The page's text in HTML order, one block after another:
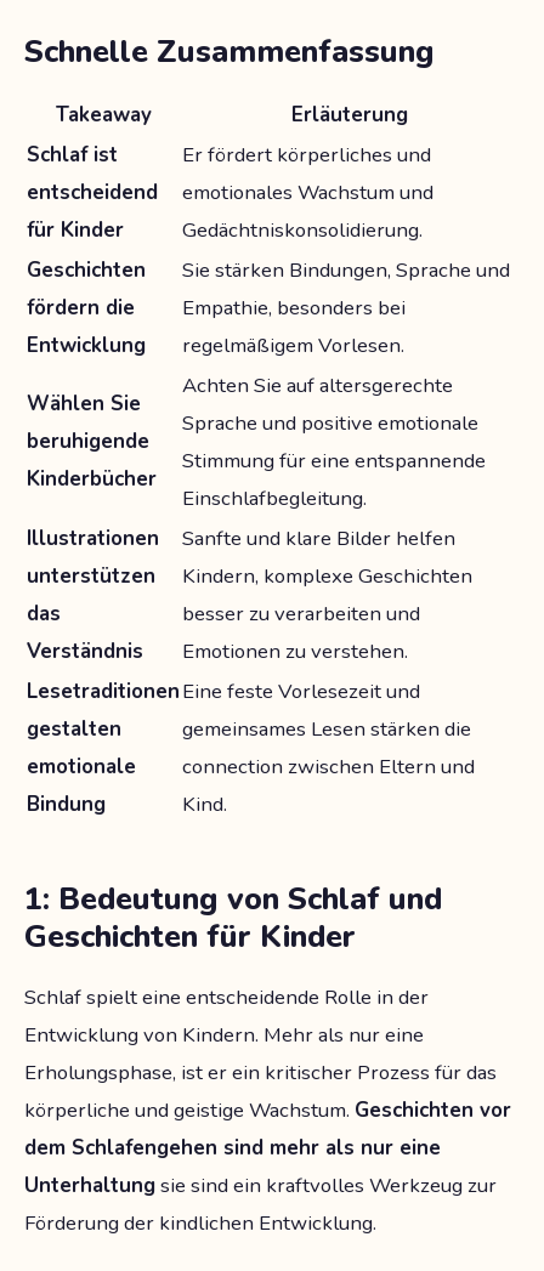
Schnelle Zusammenfassung
Takeaway
Erläuterung
Schlaf ist
entscheidend
für Kinder
Er fördert körperliches und
emotionales Wachstum und
Gedächtniskonsolidierung.
Geschichten
fördern die
Entwicklung
Sie stärken Bindungen, Sprache und
Empathie, besonders bei
regelmäßigem Vorlesen.
Wählen Sie
beruhigende
Kinderbücher
Achten Sie auf altersgerechte
Sprache und positive emotionale
Stimmung für eine entspannende
Einschlafbegleitung.
Illustrationen
unterstützen
das
Verständnis
Sanfte und klare Bilder helfen
Kindern, komplexe Geschichten
besser zu verarbeiten und
Emotionen zu verstehen.
Lesetraditionen
gestalten
emotionale
Bindung
Eine feste Vorlesezeit und
gemeinsames Lesen stärken die
connection zwischen Eltern und
Kind.
1: Bedeutung von Schlaf und
Geschichten für Kinder
Schlaf spielt eine entscheidende Rolle in der
Entwicklung von Kindern. Mehr als nur eine
Erholungsphase, ist er ein kritischer Prozess für das
körperliche und geistige Wachstum. Geschichten vor
dem Schlafengehen sind mehr als nur eine
Unterhaltungsie sind ein kraftvolles Werkzeug zur
Förderung der kindlichen Entwicklung.